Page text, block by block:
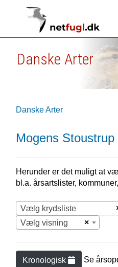
Danske Arter
Danske Arter
Mogens Stoustrup
Herunder er det muligt at
bl.a. årsartslister,
Vælg krydsliste
×
Vælg visning
Kronologisk Se